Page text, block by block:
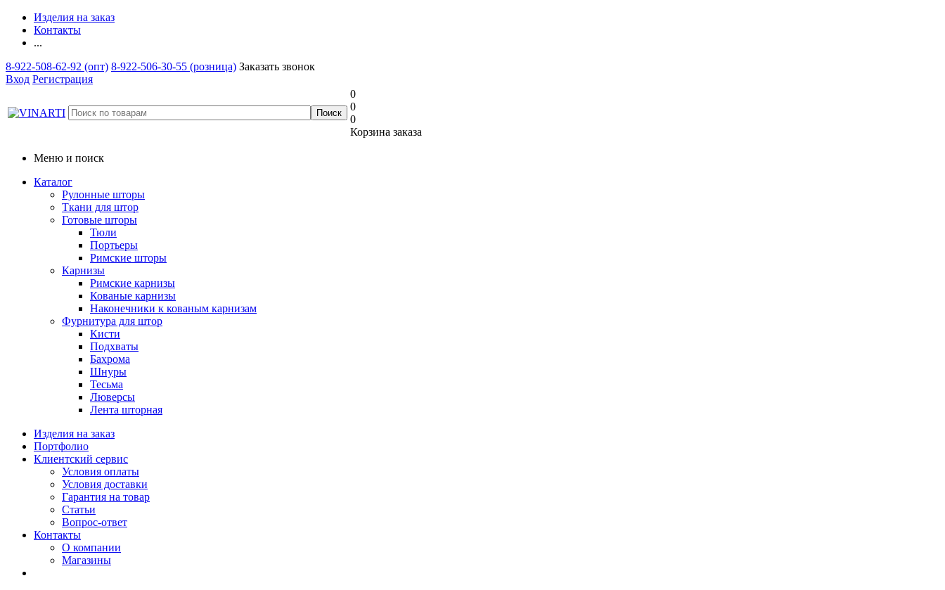
Изделия на заказ
Контакты
...
8-922-508-62-92 (опт) 8-922-506-30-55 (розница) Заказать звонок
Вход Регистрация
0
0
0
Корзина заказа
Меню и поиск
Каталог
Рулонные шторы
Ткани для штор
Готовые шторы
Тюли
Портьеры
Римские шторы
Карнизы
Римские карнизы
Кованые карнизы
Наконечники к кованым карнизам
Фурнитура для штор
Кисти
Подхваты
Бахрома
Шнуры
Тесьма
Люверсы
Лента шторная
Изделия на заказ
Портфолио
Клиентский сервис
Условия оплаты
Условия доставки
Гарантия на товар
Статьи
Вопрос-ответ
Контакты
О компании
Магазины